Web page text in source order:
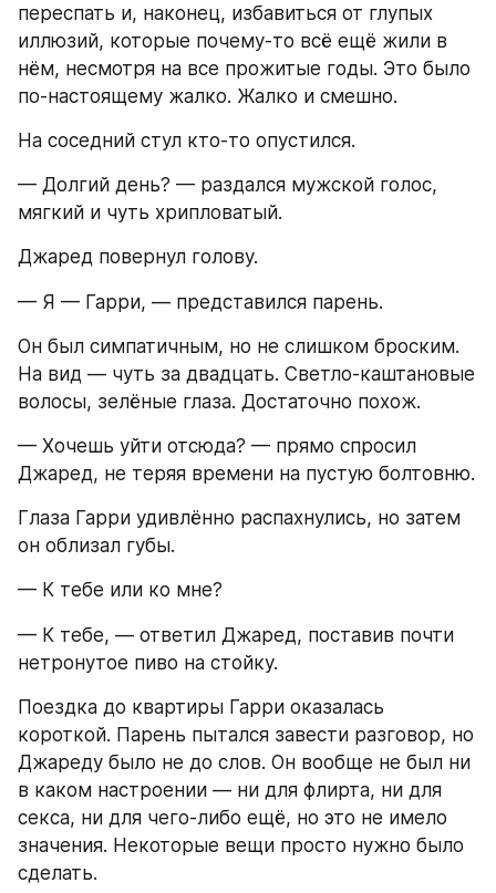
переспать и, наконец, избавиться от глупых
иллюзий, которые почему-то всё ещё жили в
нём, несмотря на все прожитые годы. Это было
по-настоящему жалко. Жалко и смешно.
На соседний стул кто-то опустился.
— Долгий день? — раздался мужской голос,
мягкий и чуть хрипловатый.
Джаред повернул голову.
— Я — Гарри, — представился парень.
Он был симпатичным, но не слишком броским.
На вид — чуть за двадцать. Светло-каштановые
волосы, зелёные глаза. Достаточно похож.
— Хочешь уйти отсюда? — прямо спросил
Джаред, не теряя времени на пустую болтовню.
Глаза Гарри удивлённо распахнулись, но затем
он облизал губы.
— К тебе или ко мне?
— К тебе, — ответил Джаред, поставив почти
нетронутое пиво на стойку.
Поездка до квартиры Гарри оказалась
короткой. Парень пытался завести разговор, но
Джареду было не до слов. Он вообще не был ни
в каком настроении — ни для флирта, ни для
секса, ни для чего-либо ещё, но это не имело
значения. Некоторые вещи просто нужно было
сделать.